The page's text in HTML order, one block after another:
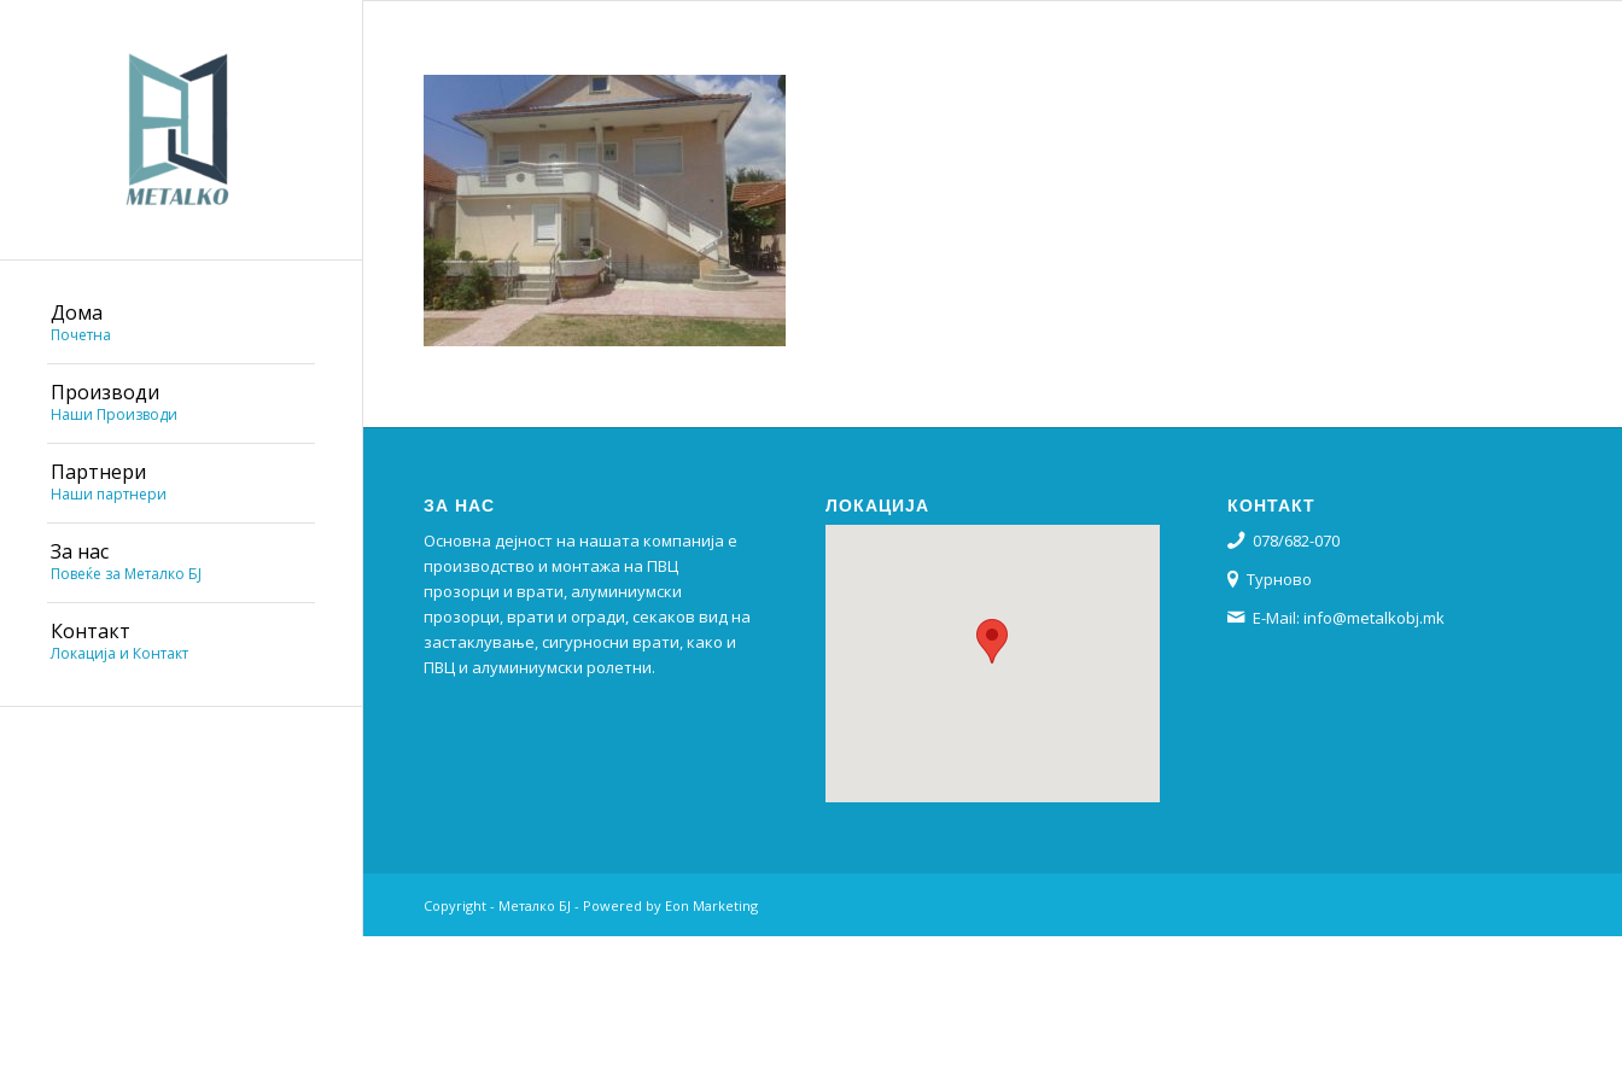
Дома
Почетна
Производи
Наши Производи
Партнери
Наши партнери
За нас
Повеќе за Металко БЈ
Контакт
Локација и Контакт
ЗА НАС
Основна дејност на нашата компанија е
производство и монтажа на ПВЦ
прозорци и врати, алуминиумски
прозорци, врати и огради, секаков вид на
застаклување, сигурносни врати, како и
ПВЦ и алуминиумски ролетни.
ЛОКАЦИЈА
КОНТАКТ
078/682-070
Турново
E-Mail: info@metalkobj.mk
Copyright - Металко БЈ - Powered by Eon Marketing